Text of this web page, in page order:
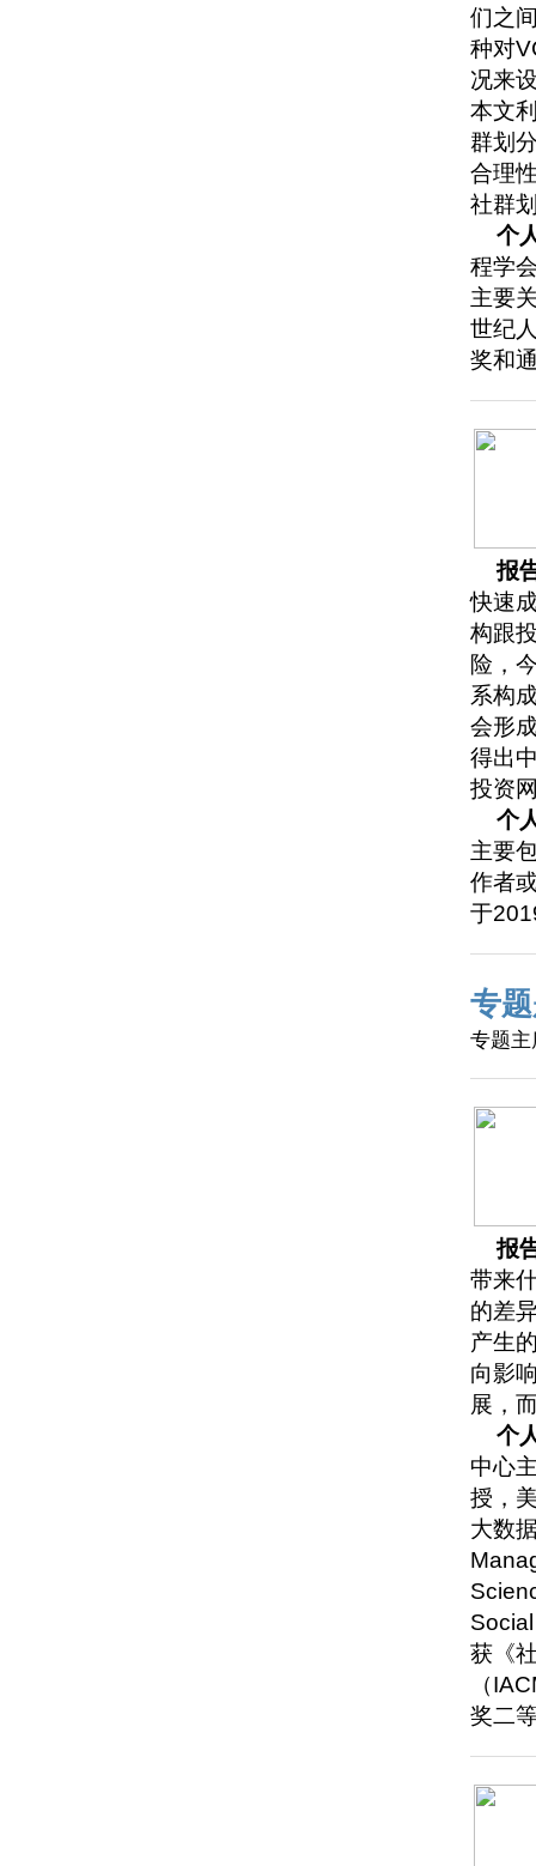
们之
种对
况来
本文
群划
合理
社群
个
程学
主要
世纪
奖和
报
快速
构跟
险，
系构
会形
得出
投资
个
主要
作者
于
专
专题
报
带来
的差
产生
向影
展，
个
中心
授，
大数
获《
（
奖二